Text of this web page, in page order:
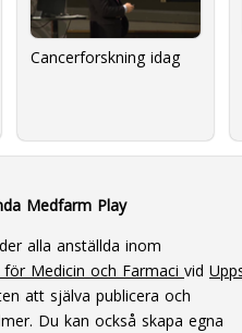
Cancerforskning idag
Medfarm Play
alla anställda inom
Medicin och Farmaci vid
att själva publicera och
Du kan också skapa egna